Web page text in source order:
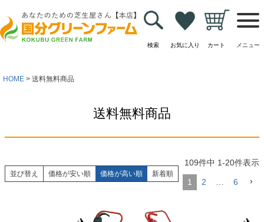
検索 お気に入り カート メニュー
HOME 送料無料商品
送料無料商品
並び替え 価格が安い順 価格が高い順 新着順
109件中 1-20件表示
1 2 … 6